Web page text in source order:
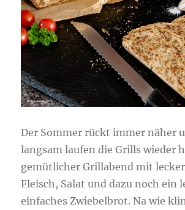
Der Sommer rückt immer näher
langsam laufen die Grills wieder
gemütlicher Grillabend mit
Fleisch, Salat und dazu noch ein
einfaches Zwiebelbrot. Na wie